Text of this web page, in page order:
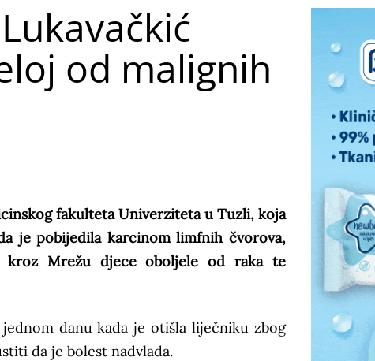
od malignih
fakulteta Univerziteta u Tuzli, koja
je pobijedila karcinom limfnih čvorova,
kroz Mrežu djece oboljele od raka te
danu kada je otišla liječniku zbog
da je bolest nadvlada.